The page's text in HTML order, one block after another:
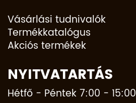
Vásárlási tudnivalók
Termékkatalógus
Akciós termékek
NYITVATARTÁS
Hétfő - Péntek 7:00 - 15:00